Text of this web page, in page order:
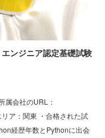
ンジニア認定基礎試験
属会社のURL：
ア：関東 ・合格された試
経歴年数とPythonに出会